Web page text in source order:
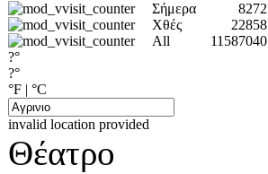
Σήμερα
8272
Χθές
22858
All
11587040
?°
?°
°F | °C
invalid location provided
Θέατρο